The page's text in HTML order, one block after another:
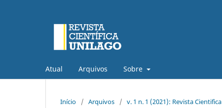
Atual Arquivos Sobre
Início / Arquivos / v. 1 n. 1 (2021): Revista Cientifica